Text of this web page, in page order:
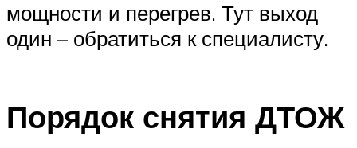
мощности и перегрев. Тут выход
один – обратиться к специалисту.
Порядок снятия ДТОЖ